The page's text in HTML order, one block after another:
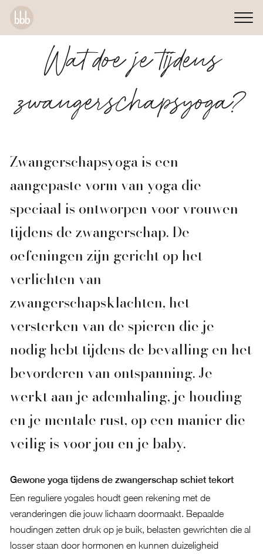
Wat doe je tijdens
zwangerschapsyoga?
Zwangerschapsyoga is een
aangepaste vorm van yoga die
speciaal is ontworpen voor vrouwen
tijdens de zwangerschap. De
oefeningen zijn gericht op het
verlichten van
zwangerschapsklachten, het
versterken van de spieren die je
nodig hebt tijdens de bevalling en het
bevorderen van ontspanning. Je
werkt aan je ademhaling, je houding
en je mentale rust, op een manier die
veilig is voor jou en je baby.
Gewone yoga tijdens de zwangerschap schiet tekort
Een reguliere yogales houdt geen rekening met de
veranderingen die jouw lichaam doormaakt. Bepaalde
houdingen zetten druk op je buik, belasten gewrichten die al
losser staan door hormonen en kunnen duizeligheid